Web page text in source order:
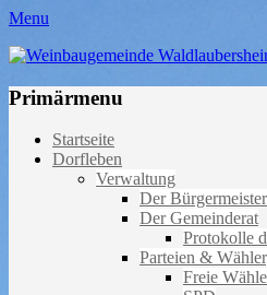
Menu
Weinbaugemeinde Waldlaubersheim
Primärmenu
Weiter
zum
Startseite
Dorfleben
Verwaltung
Der Bürgermeister
Der Gemeinderat
Protokolle
Parteien &
Freie